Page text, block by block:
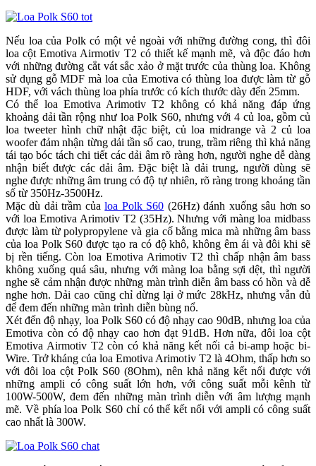
Nếu loa của Polk có một vẻ ngoài với những đường cong, thì đôi
loa cột Emotiva Airmotiv T2 có thiết kế mạnh mẽ, và độc đáo hơn
với những đường cắt vát sắc xảo ở mặt trước của thùng loa. Không
sử dụng gỗ MDF mà loa của Emotiva có thùng loa được làm từ gỗ
HDF, với vách thùng loa phía trước có kích thước dày đến 25mm.
Có thể loa Emotiva Arimotiv T2 không có khả năng đáp ứng
khoảng dải tần rộng như loa Polk S60, nhưng với 4 củ loa, gồm củ
loa tweeter hình chữ nhật đặc biệt, củ loa midrange và 2 củ loa
woofer đảm nhận từng dải tần số cao, trung, trầm riêng thì khả năng
tái tạo bóc tách chi tiết các dải âm rõ ràng hơn, người nghe dễ dàng
nhận biết được các dải âm. Đặc biệt là dải trung, người dùng sẽ
nghe được những âm trung có độ tự nhiên, rõ ràng trong khoảng tần
số từ 350Hz-3500Hz.
Mặc dù dải trầm củaloa Polk S60 (26Hz) đánh xuống sâu hơn so
với loa Emotiva Arimotiv T2 (35Hz). Nhưng với màng loa midbass
được làm từ polypropylene và gia cố bằng mica mà những âm bass
của loa Polk S60 được tạo ra có độ khô, không êm ái và đôi khi sẽ
bị rền tiếng. Còn loa Emotiva Arimotiv T2 thì chấp nhận âm bass
không xuống quá sâu, nhưng với màng loa bằng sợi dệt, thì người
nghe sẽ cảm nhận được những màn trình diễn âm bass có hồn và dễ
nghe hơn. Dải cao cũng chỉ dừng lại ở mức 28kHz, nhưng vẫn đủ
để đem đến những màn trình diễn bùng nổ.
Xét đến độ nhạy, loa Polk S60 có độ nhạy cao 90dB, nhưng loa của
Emotiva còn có độ nhạy cao hơn đạt 91dB. Hơn nữa, đôi loa cột
Emotiva Airmotiv T2 còn có khả năng kết nối cả bi-amp hoặc bi-
Wire. Trở kháng của loa Emotiva Arimotiv T2 là 4Ohm, thấp hơn so
với đôi loa cột Polk S60 (8Ohm), nên khả năng kết nối được với
những ampli có công suất lớn hơn, với công suất mỗi kênh từ
100W-500W, đem đến những màn trình diễn với âm lượng mạnh
mẽ. Về phía loa Polk S60 chỉ có thể kết nối với ampli có công suất
cao nhất là 300W.